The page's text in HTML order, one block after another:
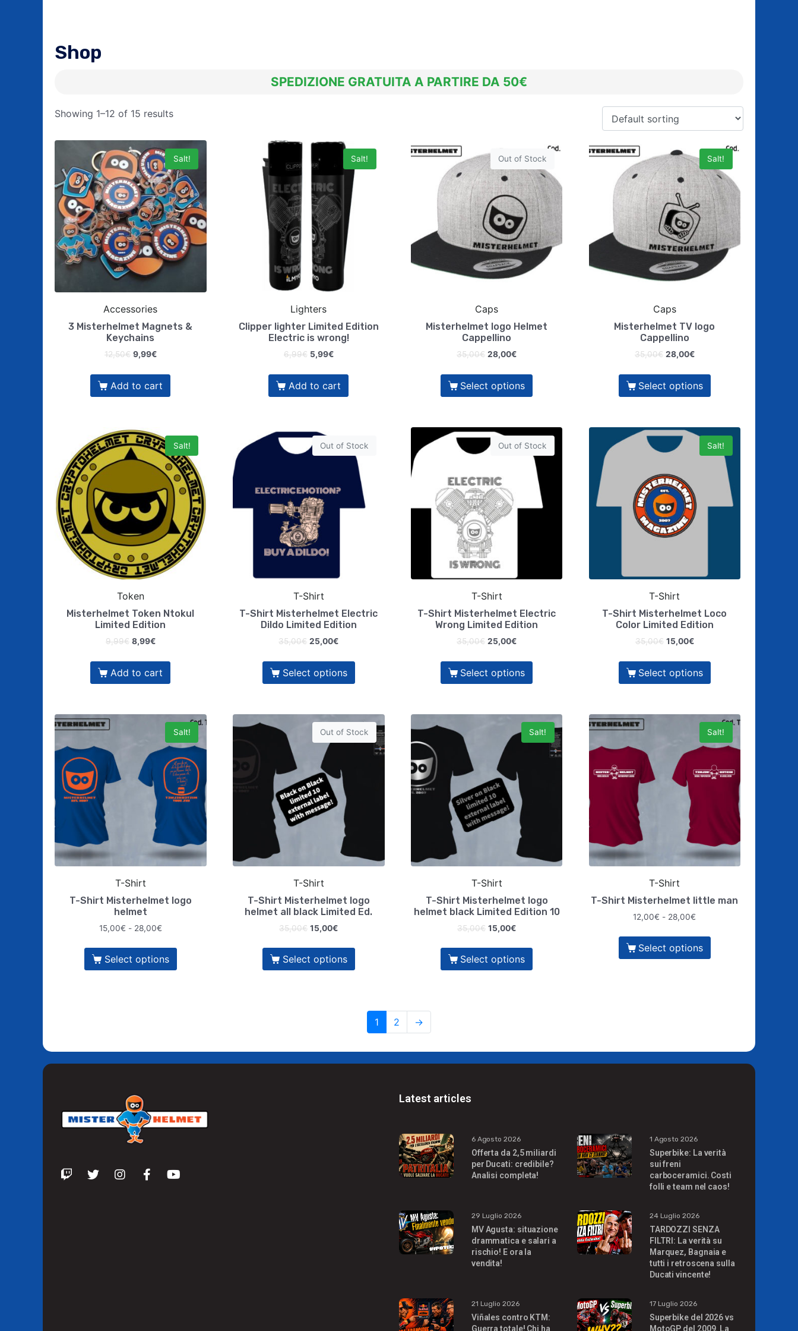
Shop
SPEDIZIONE GRATUITA A PARTIRE DA 50€
Showing 1–12 of 15 results
Salt!
Accessories
3 Misterhelmet Magnets &
Keychains
12,50€ 9,99€
Add to cart
Salt!
Lighters
Clipper lighter Limited Edition
Electric is wrong!
6,99€ 5,99€
Add to cart
Out of Stock
Caps
Misterhelmet logo Helmet
Cappellino
35,00€ 28,00€
Select options
Salt!
Caps
Misterhelmet TV logo
Cappellino
35,00€ 28,00€
Select options
Salt!
Token
Misterhelmet Token Ntokul
Limited Edition
9,99€ 8,99€
Add to cart
Out of Stock
T-Shirt
T-Shirt Misterhelmet Electric
Dildo Limited Edition
35,00€ 25,00€
Select options
Out of Stock
T-Shirt
T-Shirt Misterhelmet Electric
Wrong Limited Edition
35,00€ 25,00€
Select options
Salt!
T-Shirt
T-Shirt Misterhelmet Loco
Color Limited Edition
35,00€ 15,00€
Select options
Salt!
T-Shirt
T-Shirt Misterhelmet logo
helmet
15,00€ - 28,00€
Select options
Out of Stock
T-Shirt
T-Shirt Misterhelmet logo
helmet all black Limited Ed.
35,00€ 15,00€
Select options
Salt!
T-Shirt
T-Shirt Misterhelmet logo
helmet black Limited Edition 10
35,00€ 15,00€
Select options
Salt!
T-Shirt
T-Shirt Misterhelmet little man
12,00€ - 28,00€
Select options
1 2 →
Latest articles
6 Agosto 2026
Offerta da 2,5 miliardi
per Ducati: credibile?
Analisi completa!
1 Agosto 2026
Superbike: La verità
sui freni
carboceramici. Costi
folli e team nel caos!
29 Luglio 2026
MV Agusta: situazione
drammatica e salari a
rischio! E ora la
vendita!
24 Luglio 2026
TARDOZZI SENZA
FILTRI: La verità su
Marquez, Bagnaia e
tutti i retroscena sulla
Ducati vincente!
21 Luglio 2026
Viñales contro KTM:
Guerra totale! Chi ha
17 Luglio 2026
Superbike del 2026 vs
MotoGP del 2009. La